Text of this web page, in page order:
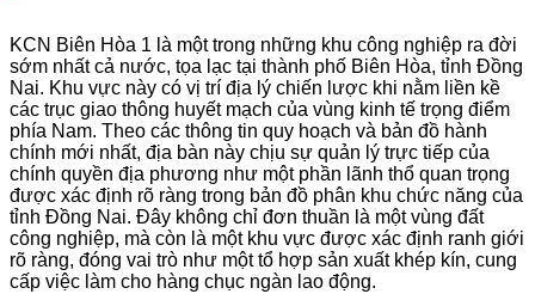
KCN Biên Hòa 1 là một trong những khu công nghiệp ra đời
sớm nhất cả nước, tọa lạc tại thành phố Biên Hòa, tỉnh Đồng
Nai. Khu vực này có vị trí địa lý chiến lược khi nằm liền kề
các trục giao thông huyết mạch của vùng kinh tế trọng điểm
phía Nam. Theo các thông tin quy hoạch và bản đồ hành
chính mới nhất, địa bàn này chịu sự quản lý trực tiếp của
chính quyền địa phương như một phần lãnh thổ quan trọng
được xác định rõ ràng trong bản đồ phân khu chức năng của
tỉnh Đồng Nai. Đây không chỉ đơn thuần là một vùng đất
công nghiệp, mà còn là một khu vực được xác định ranh giới
rõ ràng, đóng vai trò như một tổ hợp sản xuất khép kín, cung
cấp việc làm cho hàng chục ngàn lao động.